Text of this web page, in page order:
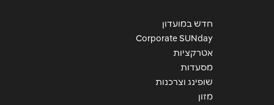
הודעה*
חדש במועדון
Corporate SUNday
אטרקציות
מסעדות
שופינג וצרכנות
מזון